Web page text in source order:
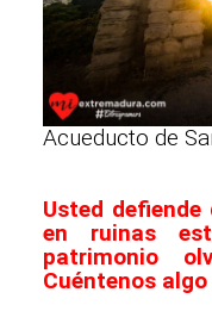
Acueducto de
Usted
en ruinas
patrimonio
Cuéntenos